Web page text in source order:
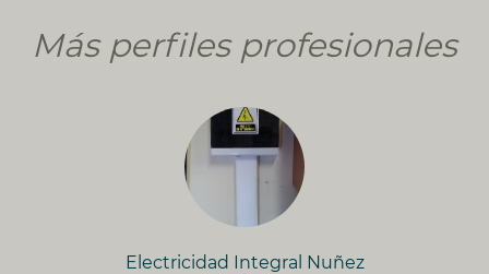
Más perfiles profesionales
Electricidad Integral Nuñez